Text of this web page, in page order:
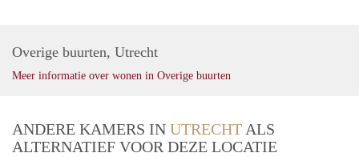
Overige buurten, Utrecht
Meer informatie over wonen in Overige buurten
ANDERE KAMERS IN UTRECHT ALS
ALTERNATIEF VOOR DEZE LOCATIE